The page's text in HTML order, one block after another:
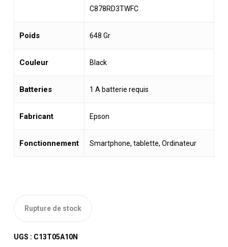
C878RD3TWFC
Poids ‎648 Gr
Couleur ‎Black
Batteries ‎1 A batterie requis
Fabricant ‎Epson
Fonctionnement Smartphone, tablette, Ordinateur
Rupture de stock
UGS : C13T05A10N